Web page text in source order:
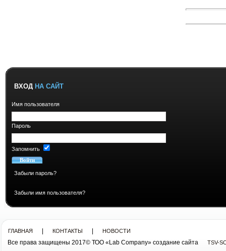
ВХОД НА САЙТ
Имя пользователя
Пароль
Запомнить
Забыли пароль?
Забыли имя пользователя?
ГЛАВНАЯ КОНТАКТЫ НОВОСТИ
Все права защищены 2017© ТОО «Lab Company» cоздание сайта TSV-